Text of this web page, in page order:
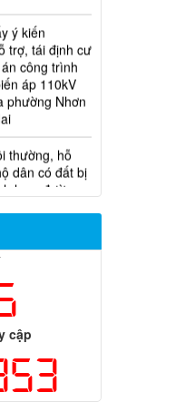
ý kiến
tái định cư
công trình
áp 110kV
Nhơn
thường, hỗ
dân có đất bị
lang đường
220kV nhà
biến áp
phương án
cư của các hộ
dự án nâng
Trung tâm
lộ 51, huyện
Trạch
cập